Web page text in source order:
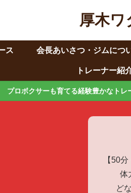
厚木ワ
ス 会長あいさつ・ジムにつ
トレーナー紹
プロボクサーも育てる経験豊かなトレ
【50
体
ど